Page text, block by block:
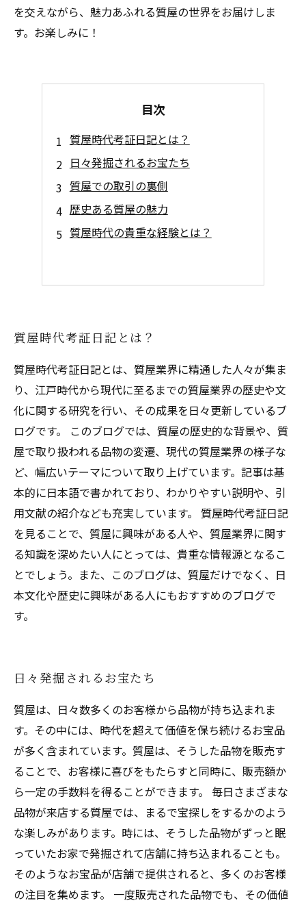
を交えながら、魅力あふれる質屋の世界をお届けしま
す。お楽しみに！
目次
質屋時代考証日記とは？
日々発掘されるお宝たち
質屋での取引の裏側
歴史ある質屋の魅力
質屋時代の貴重な経験とは？
質屋時代考証日記とは？
質屋時代考証日記とは、質屋業界に精通した人々が集ま
り、江戸時代から現代に至るまでの質屋業界の歴史や文
化に関する研究を行い、その成果を日々更新しているブ
ログです。 このブログでは、質屋の歴史的な背景や、質
屋で取り扱われる品物の変遷、現代の質屋業界の様子な
ど、幅広いテーマについて取り上げています。記事は基
本的に日本語で書かれており、わかりやすい説明や、引
用文献の紹介なども充実しています。 質屋時代考証日記
を見ることで、質屋に興味がある人や、質屋業界に関す
る知識を深めたい人にとっては、貴重な情報源となるこ
とでしょう。また、このブログは、質屋だけでなく、日
本文化や歴史に興味がある人にもおすすめのブログで
す。
日々発掘されるお宝たち
質屋は、日々数多くのお客様から品物が持ち込まれま
す。その中には、時代を超えて価値を保ち続けるお宝品
が多く含まれています。質屋は、そうした品物を販売す
ることで、お客様に喜びをもたらすと同時に、販売額か
ら一定の手数料を得ることができます。 毎日さまざまな
品物が来店する質屋では、まるで宝探しをするかのよう
な楽しみがあります。時には、そうした品物がずっと眠
っていたお家で発掘されて店舗に持ち込まれることも。
そのようなお宝品が店舗で提供されると、多くのお客様
の注目を集めます。 一度販売された品物でも、その価値